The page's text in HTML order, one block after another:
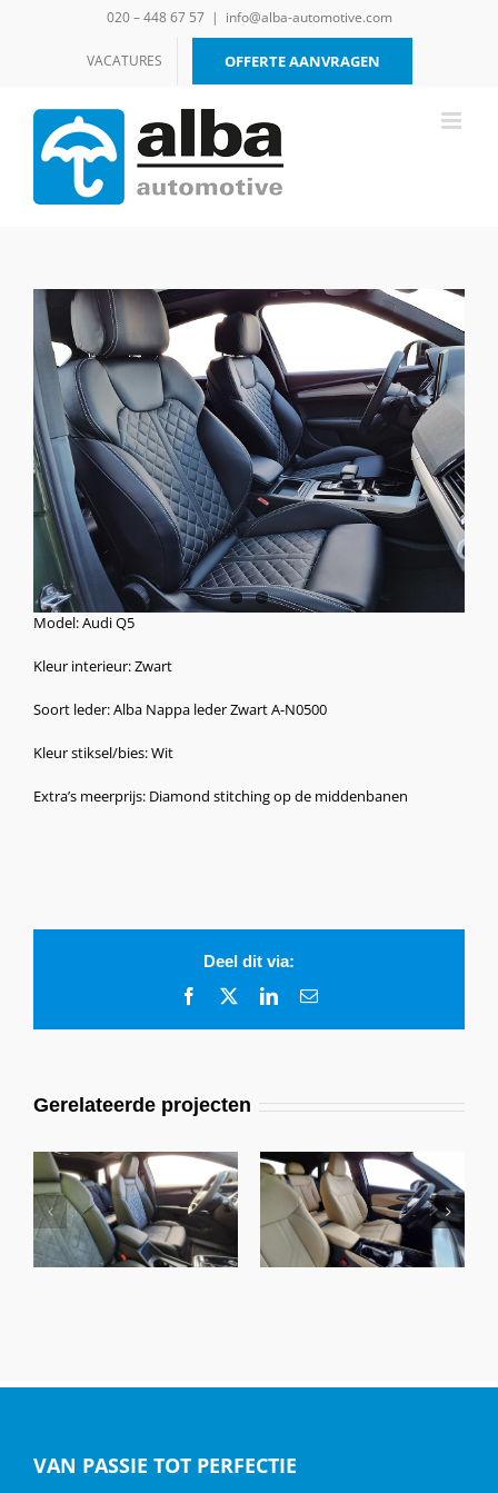
020 – 448 67 57 | info@alba-automotive.com
VACATURES OFFERTE AANVRAGEN
Model: Audi Q5
Kleur interieur: Zwart
Soort leder: Alba Nappa leder Zwart A-N0500
Kleur stiksel/bies: Wit
Extra’s meerprijs: Diamond stitching op de middenbanen
Deel dit via:
Facebook LinkedIn
E-
Gerelateerde projecten
Audi Q4 E-Tron,
Buffalino Zwart &
Alcantara
Audi Q3 A3, Alba
Nappa A-N4825
Samt Beige
VAN PASSIE TOT PERFECTIE